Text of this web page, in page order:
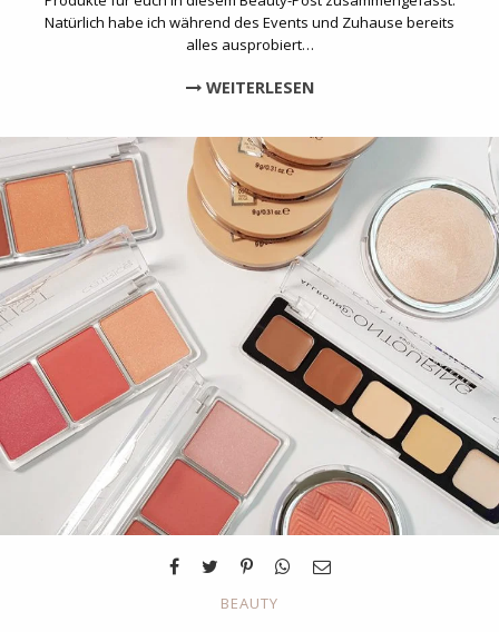
Natürlich habe ich während des Events und Zuhause bereits
alles ausprobiert…
WEITERLESEN
BEAUTY